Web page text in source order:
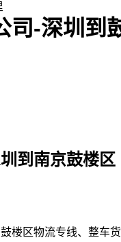
司-深圳到
到南京鼓楼区
楼区物流专线、整车货